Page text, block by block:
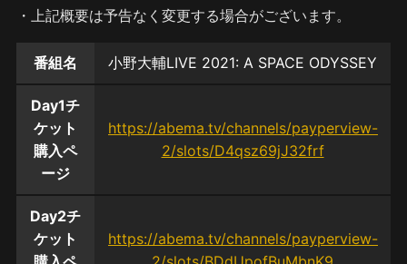
・上記概要は予告なく変更する場合がございます。